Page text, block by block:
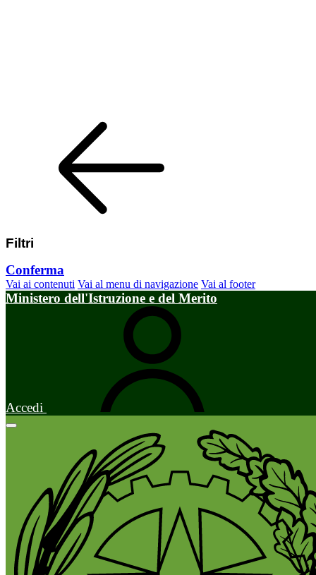
Filtri
Conferma
Vai ai contenuti Vai al menu di navigazione Vai al footer
Ministero dell'Istruzione e del Merito
Accedi